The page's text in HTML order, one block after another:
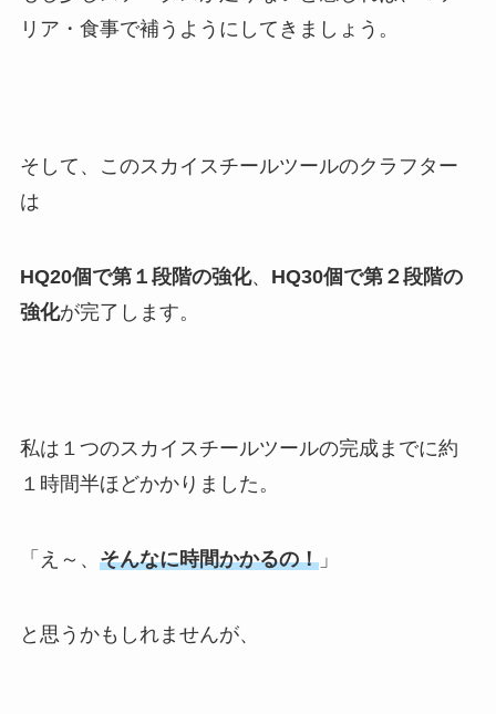
リア・食事で補うようにしてきましょう。
そして、このスカイスチールツールのクラフター
は
HQ20個で第１段階の強化、 HQ30個で第２段階の
強化が完了します。
私は１つのスカイスチールツールの完成までに約
１時間半ほどかかりました。
「え～、 そんなに時間かかるの！」
と思うかもしれませんが、